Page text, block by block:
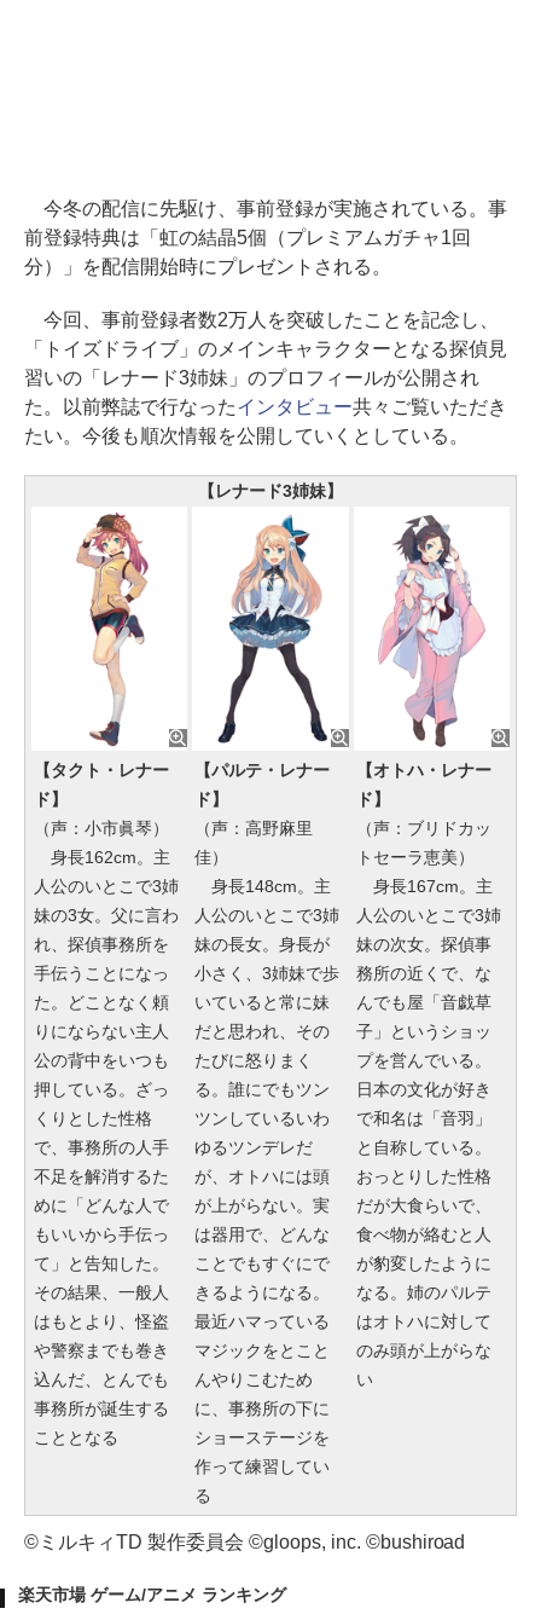
今冬の配信に先駆け、事前登録が実施されている。事
前登録特典は「虹の結晶5個（プレミアムガチャ1回
分）」を配信開始時にプレゼントされる。
今回、事前登録者数2万人を突破したことを記念し、
「トイズドライブ」のメインキャラクターとなる探偵見
習いの「レナード3姉妹」のプロフィールが公開され
た。以前弊誌で行なったインタビュー共々ご覧いただき
たい。今後も順次情報を公開していくとしている。
【レナード3姉妹】
【タクト・レナー
ド】
（声：小市眞琴）
身長162cm。主
人公のいとこで3姉
妹の3女。父に言わ
れ、探偵事務所を
手伝うことになっ
た。どことなく頼
りにならない主人
公の背中をいつも
押している。ざっ
くりとした性格
で、事務所の人手
不足を解消するた
めに「どんな人で
もいいから手伝っ
て」と告知した。
その結果、一般人
はもとより、怪盗
や警察までも巻き
込んだ、とんでも
事務所が誕生する
こととなる
【パルテ・レナー
ド】
（声：高野麻里
佳）
身長148cm。主
人公のいとこで3姉
妹の長女。身長が
小さく、3姉妹で歩
いていると常に妹
だと思われ、その
たびに怒りまく
る。誰にでもツン
ツンしているいわ
ゆるツンデレだ
が、オトハには頭
が上がらない。実
は器用で、どんな
ことでもすぐにで
きるようになる。
最近ハマっている
マジックをとこと
んやりこむため
に、事務所の下に
ショーステージを
作って練習してい
る
【オトハ・レナー
ド】
（声：ブリドカッ
トセーラ恵美）
身長167cm。主
人公のいとこで3姉
妹の次女。探偵事
務所の近くで、な
んでも屋「音戯草
子」というショッ
プを営んでいる。
日本の文化が好き
で和名は「音羽」
と自称している。
おっとりした性格
だが大食らいで、
食べ物が絡むと人
が豹変したように
なる。姉のパルテ
はオトハに対して
のみ頭が上がらな
い
©ミルキィTD 製作委員会 ©gloops, inc. ©bushiroad
楽天市場 ゲーム/アニメ ランキング